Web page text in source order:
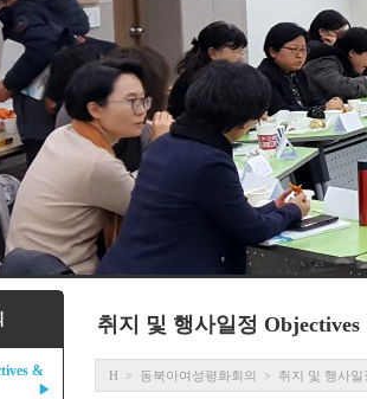
&
▶
취지 및 행사일정 Objectives
H > 동북아여성평화회의 > 취지 및 행사일